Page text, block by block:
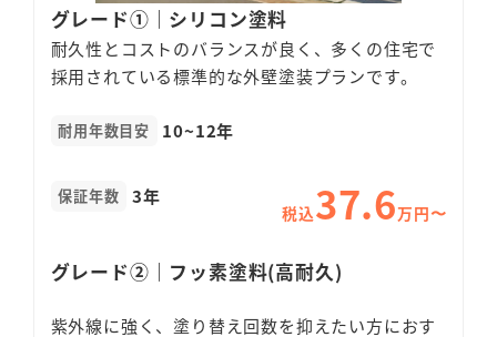
グレード①｜シリコン塗料
耐久性とコストのバランスが良く、多くの住宅で
採用されている標準的な外壁塗装プランです。
耐用年数目安 10~12年
保証年数 3年
税込37.6万円〜
グレード②｜フッ素塗料(高耐久)
紫外線に強く、塗り替え回数を抑えたい方におす